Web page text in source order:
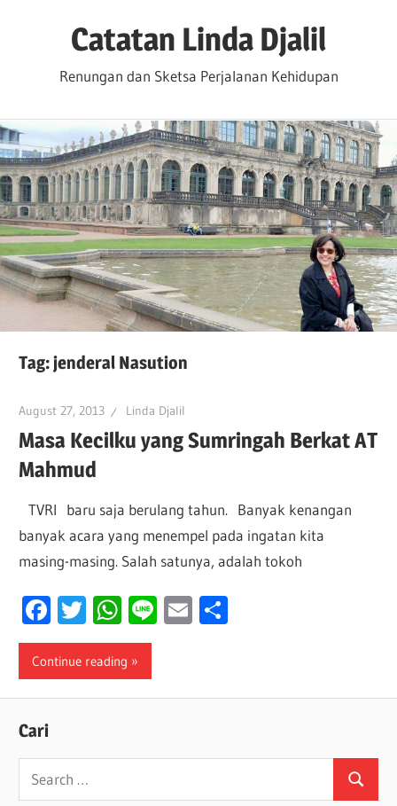
Catatan Linda Djalil
Renungan dan Sketsa Perjalanan Kehidupan
Tag:jenderal Nasution
August 27, 2013 Linda Djalil
Masa Kecilku yang Sumringah Berkat AT
Mahmud
TVRI baru saja berulang tahun. Banyak kenangan
banyak acara yang menempel pada ingatan kita
masing-masing. Salah satunya, adalah tokoh
Facebook
Twitter
WhatsApp
LineEmail
Continue reading
Cari
Search
for:
Search